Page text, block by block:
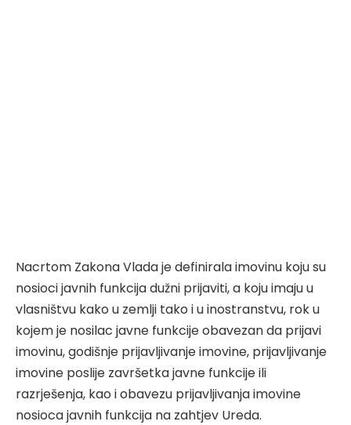
Nacrtom Zakona Vlada je definirala imovinu koju su
nosioci javnih funkcija dužni prijaviti, a koju imaju u
vlasništvu kako u zemlji tako i u inostranstvu, rok u
kojem je nosilac javne funkcije obavezan da prijavi
imovinu, godišnje prijavljivanje imovine, prijavljivanje
imovine poslije završetka javne funkcije ili
razrješenja, kao i obavezu prijavljivanja imovine
nosioca javnih funkcija na zahtjev Ureda.